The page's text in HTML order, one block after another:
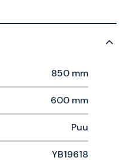
850 mm
600 mm
Puu
YB19618